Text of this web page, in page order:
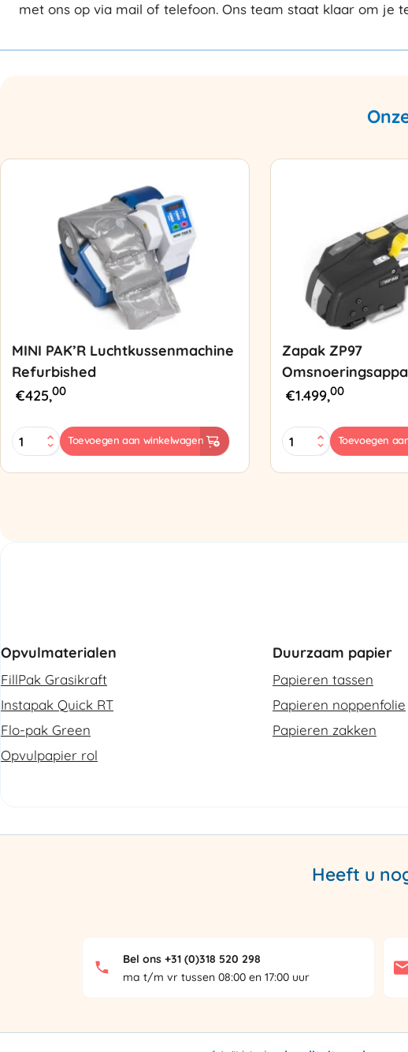
met ons op via mail of telefoon. Ons team staat klaar om je
MINI PAK’R Luchtkussenmachine
Refurbished
€425,00
MINI
PAK'R
Toevoegen aan winkelwagen
Zapak ZP97
€1.499,00
Zapak
ZP97
Toevoegen
Opvulmaterialen
FillPak Grasikraft
Instapak Quick RT
Flo-pak Green
Opvulpapier rol
Duurzaam papier
Papieren tassen
Papieren noppenfolie
Papieren zakken
Heeft u
Bel ons +31 (0)318 520 298
ma t/m vr tussen 08:00 en 17:00 uur